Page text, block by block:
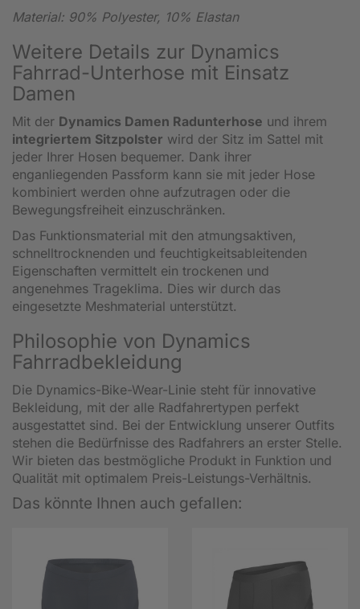
Material: 90% Polyester, 10% Elastan
Weitere Details zur Dynamics
Fahrrad-Unterhose mit Einsatz
Damen
Mit der Dynamics Damen Radunterhose und ihrem
integriertem Sitzpolster wird der Sitz im Sattel mit
jeder Ihrer Hosen bequemer. Dank ihrer
enganliegenden Passform kann sie mit jeder Hose
kombiniert werden ohne aufzutragen oder die
Bewegungsfreiheit einzuschränken.
Das Funktionsmaterial mit den atmungsaktiven,
schnelltrocknenden und feuchtigkeitsableitenden
Eigenschaften vermittelt ein trockenen und
angenehmes Trageklima. Dies wir durch das
eingesetzte Meshmaterial unterstützt.
Philosophie von Dynamics
Fahrradbekleidung
Die Dynamics-Bike-Wear-Linie steht für innovative
Bekleidung, mit der alle Radfahrertypen perfekt
ausgestattet sind. Bei der Entwicklung unserer Outfits
stehen die Bedürfnisse des Radfahrers an erster Stelle.
Wir bieten das bestmögliche Produkt in Funktion und
Qualität mit optimalem Preis-Leistungs-Verhältnis.
Das könnte Ihnen auch gefallen: